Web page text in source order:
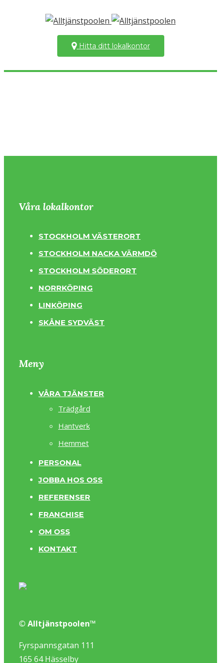
Hitta ditt lokalkontor
Våra lokalkontor
STOCKHOLM VÄSTERORT
STOCKHOLM NACKA VÄRMDÖ
STOCKHOLM SÖDERORT
NORRKÖPING
LINKÖPING
SKÅNE SYDVÄST
Meny
VÅRA TJÄNSTER
Trädgård
Hantverk
Hemmet
PERSONAL
JOBBA HOS OSS
REFERENSER
FRANCHISE
OM OSS
KONTAKT
© Alltjänstpoolen™
Fyrspannsgatan 111
165 64 Hässelby